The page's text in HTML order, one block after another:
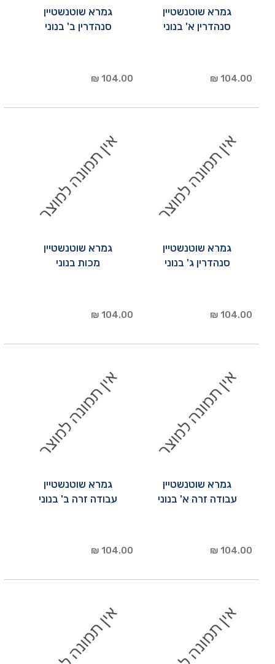
גמרא שוטנשטיין
סנהדרין א' בנוני
104.00 ₪
גמרא שוטנשטיין
סנהדרין ב' בנוני
104.00 ₪
גמרא שוטנשטיין
סנהדרין ג' בנוני
104.00 ₪
גמרא שוטנשטיין
מכות בנוני
104.00 ₪
גמרא שוטנשטיין
עבודה זרה א' בנוני
104.00 ₪
גמרא שוטנשטיין
עבודה זרה ב' בנוני
104.00 ₪